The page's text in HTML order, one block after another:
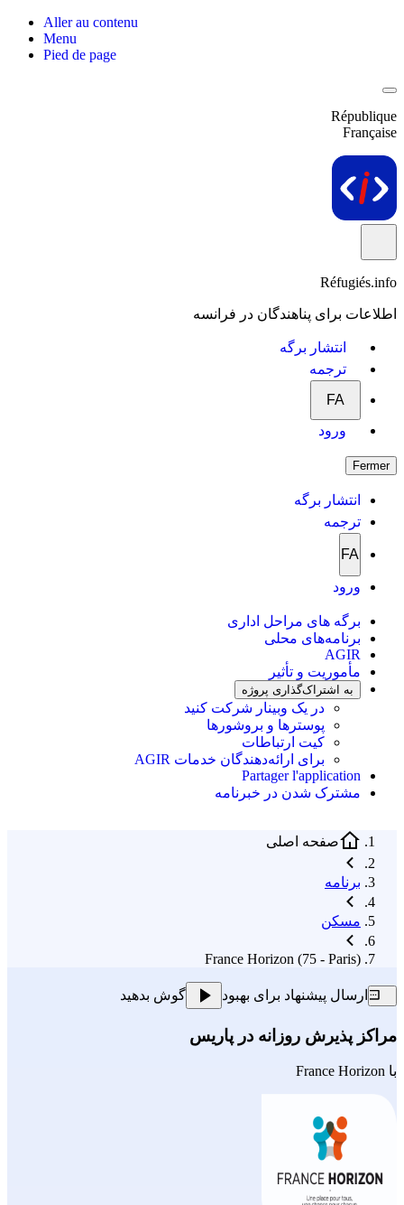
Aller au contenu
Menu
Pied de page
République
Française
Réfugiés.info
اطلاعات برای پناهندگان در فرانسه
انتشار برگه
ترجمه
FA
ورود
Fermer
انتشار برگه
ترجمه
FA
ورود
برگه های مراحل اداری
برنامه‌های محلی
AGIR
مأموریت و تأثیر
به اشتراک‌گذاری پروژه
در یک وبینار شرکت کنید
پوسترها و بروشورها
کیت ارتباطات
برای ارائه‌دهندگان خدمات AGIR
Partager l'application
مشترک شدن در خبرنامه
صفحه اصلی
برنامه
مسکن
France Horizon (75 - Paris)
ارسال پیشنهاد برای بهبود گوش بدهید
مراکز پذیرش روزانه در پاریس
با France Horizon